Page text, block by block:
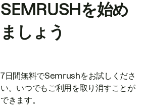
SEMRUSHを始め
ましょう
7日間無料でSemrushをお試しくださ
い。いつでもご利用を取り消すことが
できます。